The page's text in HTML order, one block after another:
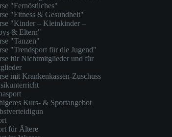
"Fernöstliches"
"Fitness & Gesundheit"
"Kinder – Kleinkinder –
& Eltern"
"Tanzen"
"Trendsport für die Jugend"
für Nichtmitglieder und für
mit Krankenkassen-Zuschuss
Kurs- & Sportangebot
für Ältere